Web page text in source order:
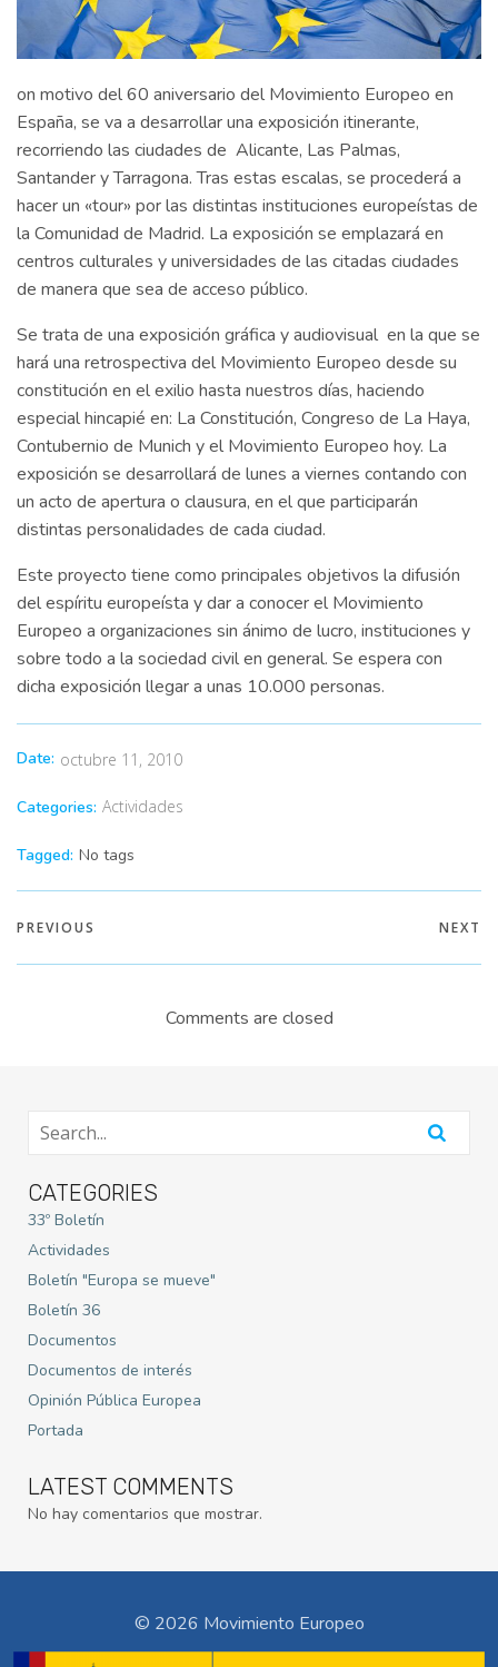
on motivo del 60 aniversario del Movimiento Europeo en
España, se va a desarrollar una exposición itinerante,
recorriendo las ciudades de Alicante, Las Palmas,
Santander y Tarragona. Tras estas escalas, se procederá a
hacer un «tour» por las distintas instituciones europeístas de
la Comunidad de Madrid. La exposición se emplazará en
centros culturales y universidades de las citadas ciudades
de manera que sea de acceso público.
Se trata de una exposición gráfica y audiovisual en la que se
hará una retrospectiva del Movimiento Europeo desde su
constitución en el exilio hasta nuestros días, haciendo
especial hincapié en: La Constitución, Congreso de La Haya,
Contubernio de Munich y el Movimiento Europeo hoy. La
exposición se desarrollará de lunes a viernes contando con
un acto de apertura o clausura, en el que participarán
distintas personalidades de cada ciudad.
Este proyecto tiene como principales objetivos la difusión
del espíritu europeísta y dar a conocer el Movimiento
Europeo a organizaciones sin ánimo de lucro, instituciones y
sobre todo a la sociedad civil en general. Se espera con
dicha exposición llegar a unas 10.000 personas.
Date: octubre 11, 2010
Categories: Actividades
Tagged: No tags
PREVIOUS NEXT
Comments are closed
CATEGORIES
33º Boletín
Actividades
Boletín "Europa se mueve"
Boletín 36
Documentos
Documentos de interés
Opinión Pública Europea
Portada
LATEST COMMENTS
No hay comentarios que mostrar.
© 2026 Movimiento Europeo